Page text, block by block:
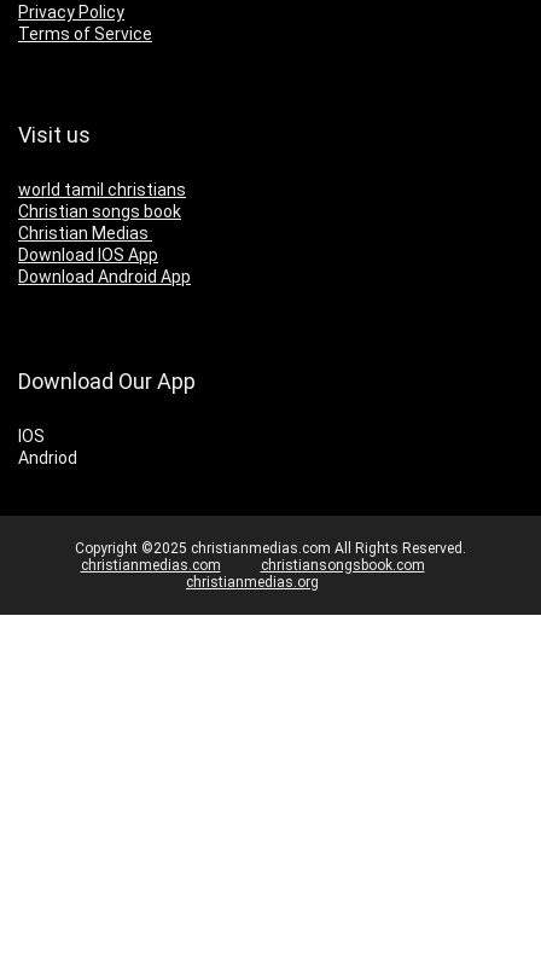
Privacy Policy
Terms of Service
Visit us
world tamil christians
Christian songs book
Christian Medias
Download IOS App
Download Android App
Download Our App
IOS
Andriod
Copyright ©2025 christianmedias.com All Rights Reserved.
christianmedias.com
christiansongsbook.com
christianmedias.org